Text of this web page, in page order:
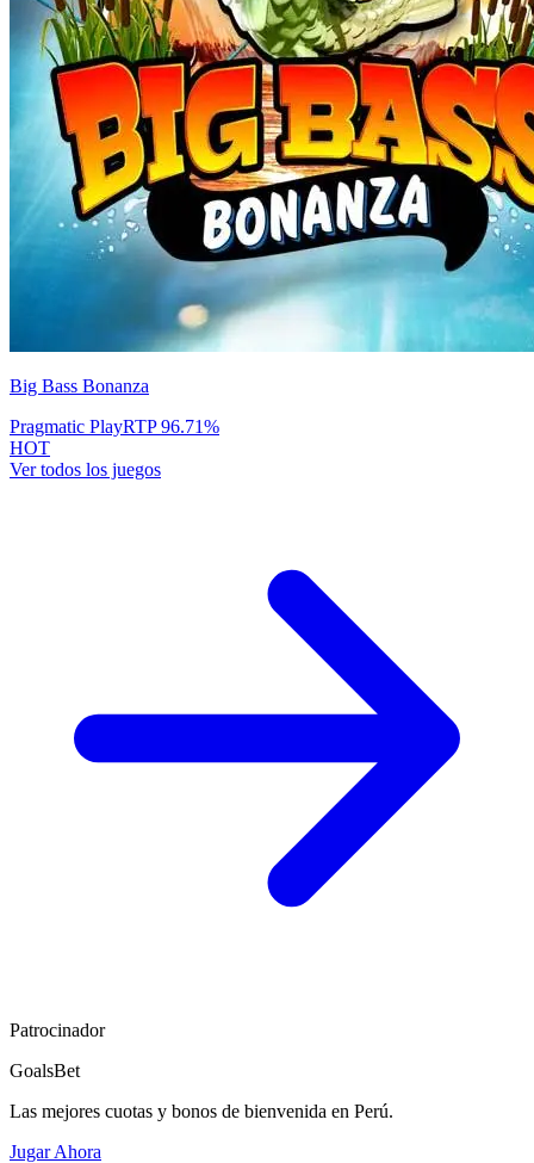
Big Bass Bonanza
Pragmatic PlayRTP96.71%
HOT
Ver todos los juegos
Patrocinador
GoalsBet
Las mejores cuotas y bonos de bienvenida en Perú.
Jugar Ahora